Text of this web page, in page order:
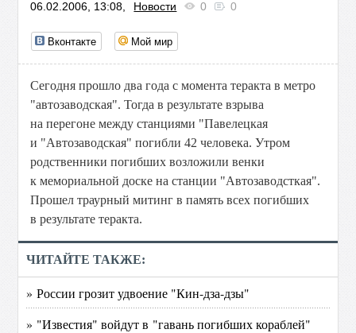
06.02.2006, 13:08, Новости 0 0
Вконтакте Мой мир
Сегодня прошло два года с момента теракта в метро
"автозаводская". Тогда в результате взрыва
на перегоне между станциями "Павелецкая
и "Автозаводская" погибли 42 человека. Утром
родственники погибших возложили венки
к мемориальной доске на станции "Автозаводсткая".
Прошел траурный митинг в память всех погибших
в результате теракта.
ЧИТАЙТЕ ТАКЖЕ:
» России грозит удвоение "Кин-дза-дзы"
» "Известия" войдут в "гавань погибших кораблей"